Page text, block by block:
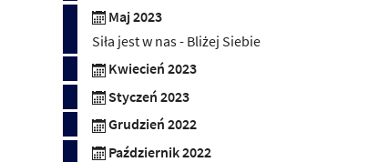
Maj 2023
Siła jest w nas - Bliżej Siebie
Kwiecień 2023
Styczeń 2023
Grudzień 2022
Październik 2022